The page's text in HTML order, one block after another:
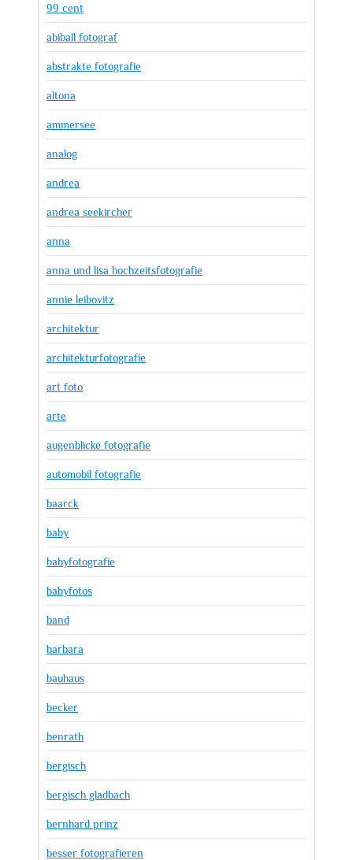
99 cent
abiball fotograf
abstrakte fotografie
altona
ammersee
analog
andrea
andrea seekircher
anna
anna und lisa hochzeitsfotografie
annie leibovitz
architektur
architekturfotografie
art foto
arte
augenblicke fotografie
automobil fotografie
baarck
baby
babyfotografie
babyfotos
band
barbara
bauhaus
becker
benrath
bergisch
bergisch gladbach
bernhard prinz
besser fotografieren